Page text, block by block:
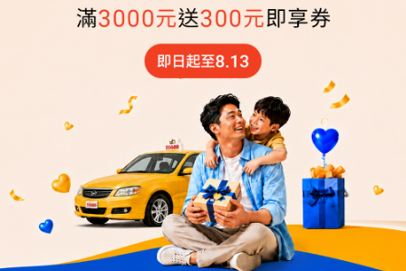
正常使用情況下不會影響風量。
💡 為什麼市面上有更便宜的濾網？
一般濾網多為基礎抗菌技術，過濾效率較低。LINK
濾網採用美國 Purafil 專業抗菌技術，並通過實驗室
認證，過濾效率高達 99.5%。
就像 N95 與一般口罩的差異，材料與效果不同，自
然價格也不同。